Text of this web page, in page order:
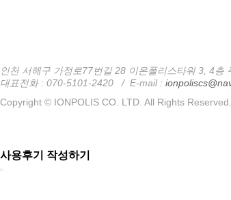
인천 서해구 가정로77번길 28 이온폴리스타워 3, 4층
대표전화 : 070-5101-2420 / E-mail :
Copyright © IONPOLIS CO. LTD. All Rights Reserved.
사용후기 작성하기